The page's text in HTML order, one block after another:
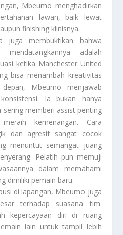
Mbeumo menghadirkan
lawan, baik lewat
finishing klinisnya.
juga membuktikan bahwa
mendatangkannya adalah
ketika Manchester United
bisa menambah kreativitas
Mbeumo menjawab
Ia bukan hanya
memberi assist penting
kemenangan. Cara
dan agresif sangat cocok
menuntut semangat juang
Pelatih pun memuji
dalam memahami
dimiliki pemain baru.
di lapangan, Mbeumo juga
terhadap suasana tim.
kepercayaan diri di ruang
lain untuk tampil lebih